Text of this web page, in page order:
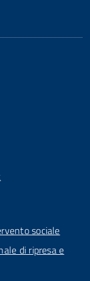
sociale
di ripresa e